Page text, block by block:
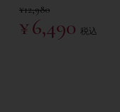
¥12,980
¥6,490 税込